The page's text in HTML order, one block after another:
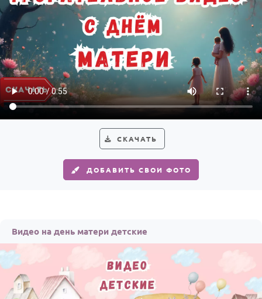
СКАЧАТЬ
ДОБАВИТЬ СВОИ ФОТО
Видео на день матери детские